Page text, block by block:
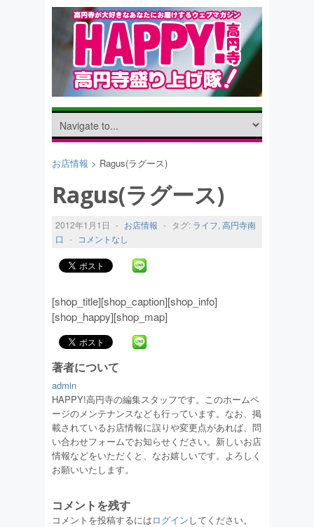
お店情報 > Ragus(ラグース)
Ragus(ラグース)
2012年1月1日 - お店情報 - タグ: ライフ, 高円寺南
口 - コメントなし
[shop_title][shop_caption][shop_info]
[shop_happy][shop_map]
著者について
admin
HAPPY!高円寺の編集スタッフです。このホームペ
ージのメンテナンスなども行っています。なお、掲
載されているお店情報に誤りや変更点があれば、問
い合わせフォームでお知らせください。新しいお店
情報などをいただくと、なお嬉しいです。よろしく
お願いいたします。
コメントを残す
コメントを投稿するにはログインしてください。